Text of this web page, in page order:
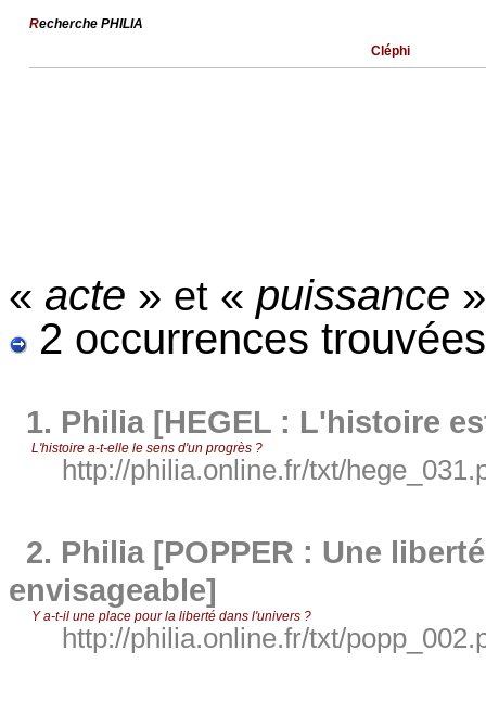
Recherche PHILIA
Cléphi
« acte » et « puissance
2 occurrences
1. Philia [HEGEL : L'histoire
L'histoire a-t-elle le sens d'un progrès ?
http://philia.online.fr/txt/
2. Philia [POPPER : Une
envisageable]
Y a-t-il une place pour la liberté dans l'univers ?
http://philia.online.fr/txt/